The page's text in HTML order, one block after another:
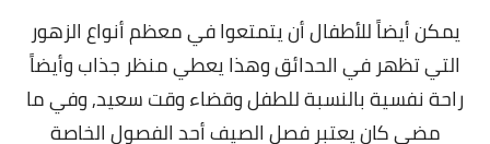
يمكن أيضاً للأطفال أن يتمتعوا في معظم أنواع الزهور
التي تظهر في الحدائق وهذا يعطي منظر جذاب وأيضاً
راحة نفسية بالنسبة للطفل وقضاء وقت سعيد, وفي ما
مضى كان يعتبر فصل الصيف أحد الفصول الخاصة